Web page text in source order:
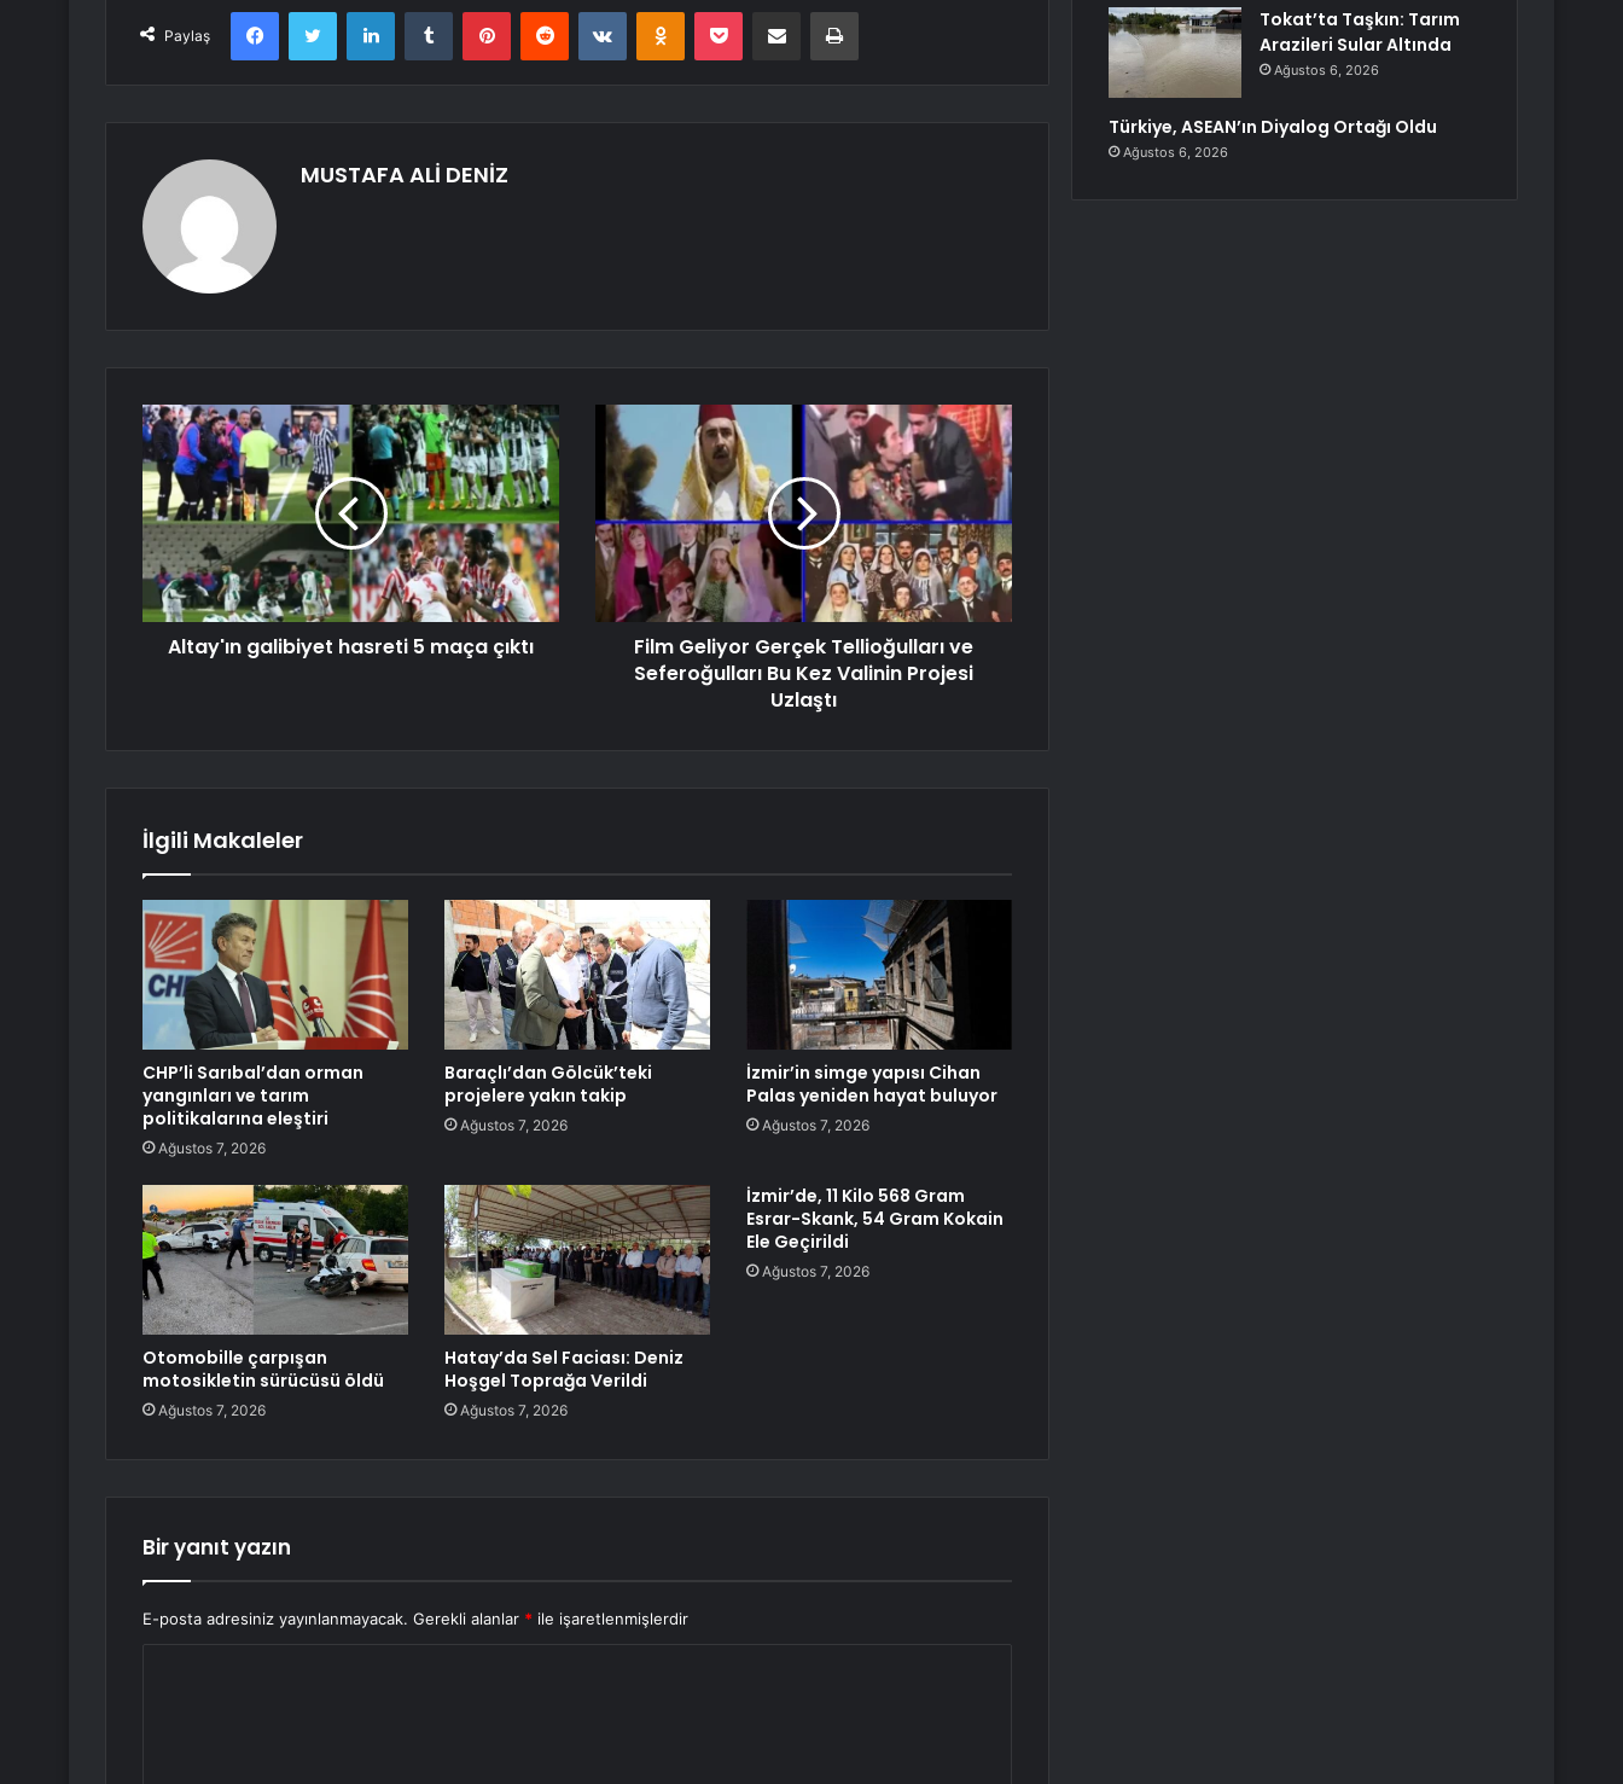
Paylaş
FacebookTwitter LinkedInTumblr PinterestReddit VKontakteOdnoklassniki
Pocket E-Posta ile paylaş Yazdır
MUSTAFA ALİ DENİZ
Altay'ın galibiyet hasreti 5 maça çıktı
Film Geliyor Gerçek Tellioğulları ve
Seferoğulları Bu Kez Valinin Projesi
Uzlaştı
İlgili Makaleler
CHP’li Sarıbal’dan orman
yangınları ve tarım
politikalarına eleştiri
Ağustos 7, 2026
Baraçlı’dan Gölcük’teki
projelere yakın takip
Ağustos 7, 2026
İzmir’in simge yapısı Cihan
Palas yeniden hayat buluyor
Ağustos 7, 2026
Otomobille çarpışan
motosikletin sürücüsü öldü
Ağustos 7, 2026
Hatay’da Sel Faciası: Deniz
Hoşgel Toprağa Verildi
Ağustos 7, 2026
İzmir’de, 11 Kilo 568 Gram
Esrar-Skank, 54 Gram Kokain
Ele Geçirildi
Ağustos 7, 2026
Bir yanıt yazın
E-posta adresiniz yayınlanmayacak. Gerekli alanlar * ile işaretlenmişlerdir
Tokat’ta Taşkın: Tarım
Arazileri Sular Altında
Ağustos 6, 2026
Türkiye, ASEAN’ın Diyalog Ortağı Oldu
Ağustos 6, 2026